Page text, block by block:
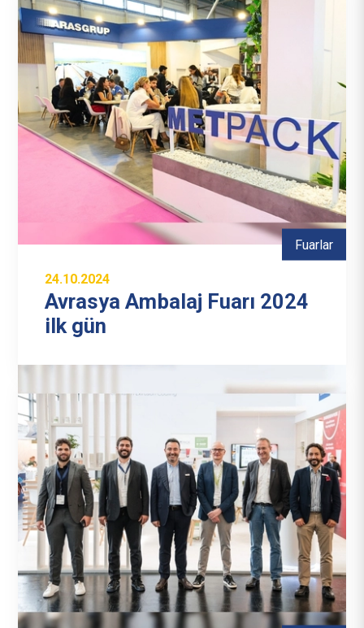
Fuarlar
24.10.2024
Avrasya Ambalaj Fuarı 2024
ilk gün